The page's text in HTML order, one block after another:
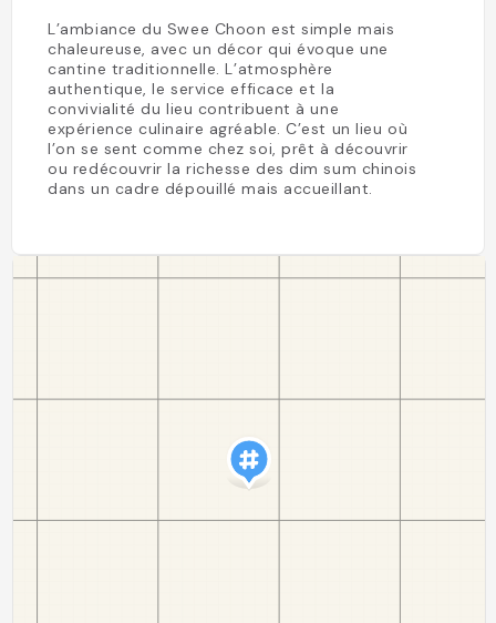
L’ambiance du Swee Choon est simple mais
chaleureuse, avec un décor qui évoque une
cantine traditionnelle. L’atmosphère
authentique, le service efficace et la
convivialité du lieu contribuent à une
expérience culinaire agréable. C’est un lieu où
l’on se sent comme chez soi, prêt à découvrir
ou redécouvrir la richesse des dim sum chinois
dans un cadre dépouillé mais accueillant.